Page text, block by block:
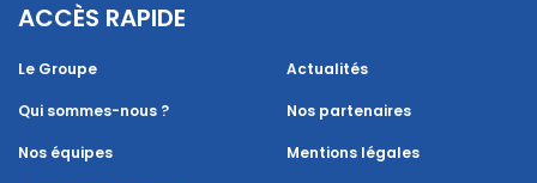
ACCÈS RAPIDE
Le Groupe
Qui sommes-nous ?
Nos équipes
Actualités
Nos partenaires
Mentions légales